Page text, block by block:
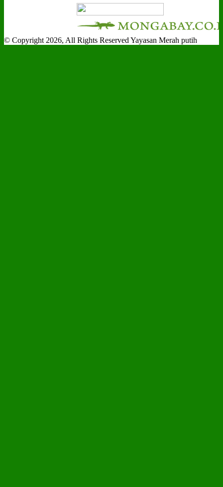
© Copyright 2026, All Rights Reserved Yayasan Merah putih